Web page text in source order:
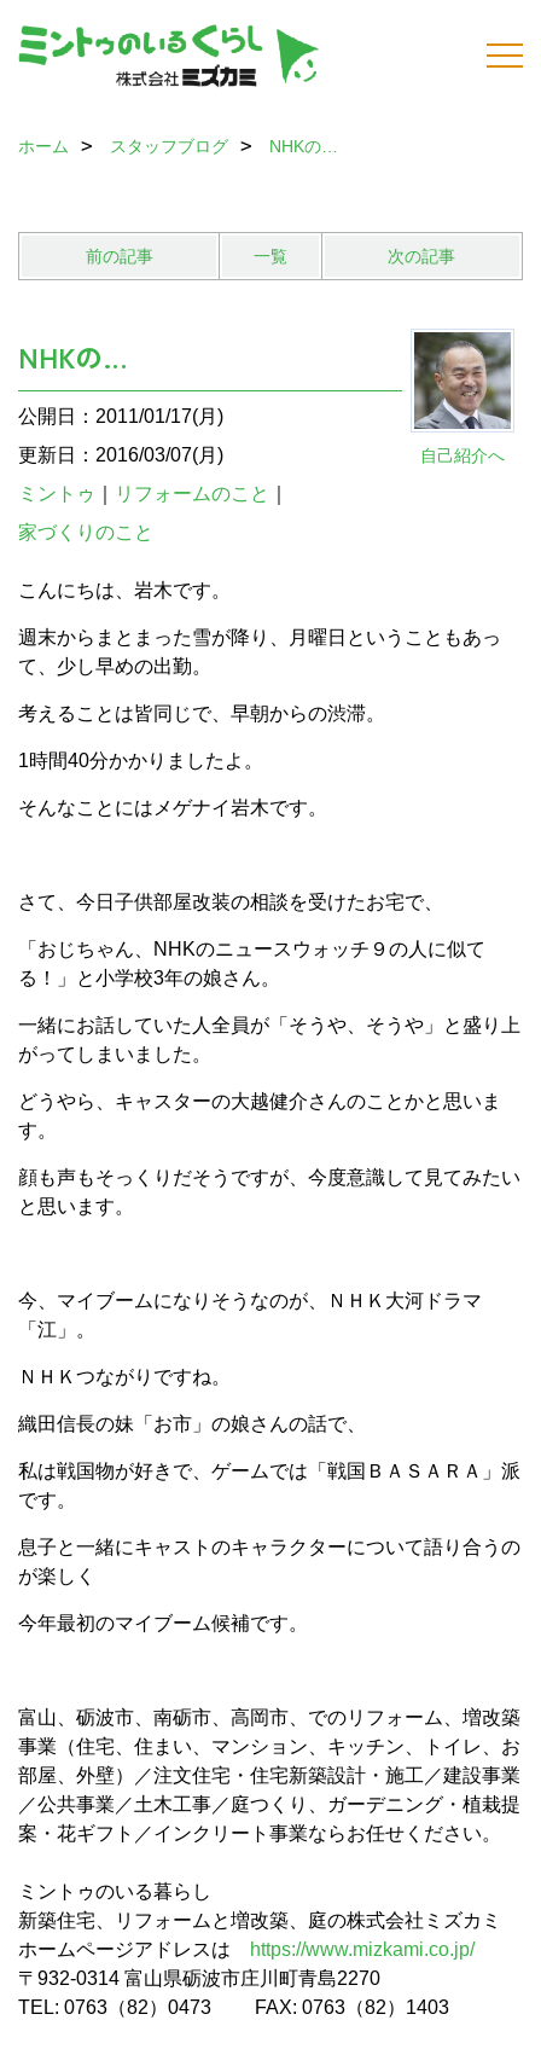
ホーム スタッフブログ NHKの…
前の記事 一覧 次の記事
自己紹介へ
NHKの…
公開日：2011/01/17(月)
更新日：2016/03/07(月)
ミントゥ
リフォームのこと
家づくりのこと
こんにちは、岩木です。
週末からまとまった雪が降り、月曜日ということもあっ
て、少し早めの出勤。
考えることは皆同じで、早朝からの渋滞。
1時間40分かかりましたよ。
そんなことにはメゲナイ岩木です。
さて、今日子供部屋改装の相談を受けたお宅で、
「おじちゃん、NHKのニュースウォッチ９の人に似て
る！」と小学校3年の娘さん。
一緒にお話していた人全員が「そうや、そうや」と盛り上
がってしまいました。
どうやら、キャスターの大越健介さんのことかと思いま
す。
顔も声もそっくりだそうですが、今度意識して見てみたい
と思います。
今、マイブームになりそうなのが、ＮＨＫ大河ドラマ
「江」。
ＮＨＫつながりですね。
織田信長の妹「お市」の娘さんの話で、
私は戦国物が好きで、ゲームでは「戦国ＢＡＳＡＲＡ」派
です。
息子と一緒にキャストのキャラクターについて語り合うの
が楽しく
今年最初のマイブーム候補です。
富山、砺波市、南砺市、高岡市、でのリフォーム、増改築
事業（住宅、住まい、マンション、キッチン、トイレ、お
部屋、外壁）／注文住宅・住宅新築設計・施工／建設事業
／公共事業／土木工事／庭つくり、ガーデニング・植栽提
案・花ギフト／インクリート事業ならお任せください。
ミントゥのいる暮らし
新築住宅、リフォームと増改築、庭の株式会社ミズカミ
ホームページアドレスは
https://www.mizkami.co.jp/
〒932-0314 富山県砺波市庄川町青島2270
TEL: 0763（82）0473 FAX: 0763（82）1403